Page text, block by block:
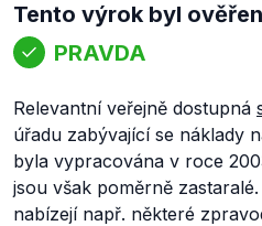
Tento výrok byl
PRAVDA
Relevantní veřejně dostupná
úřadu zabývající se náklady
byla vypracována v roce
jsou však poměrně
nabízejí např. některé